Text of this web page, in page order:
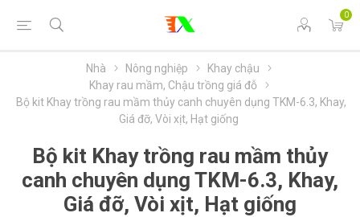
0
Nhà Nông nghiệp
Khay chậu
Khay rau mầm, Chậu trồng giá đỗ
Bộ kit Khay trồng rau mầm thủy canh chuyên dụng TKM-6.3, Khay,
Giá đỡ, Vòi xịt, Hạt giống
Bộ kit Khay trồng rau mầm thủy
canh chuyên dụng TKM-6.3, Khay,
Giá đỡ, Vòi xịt, Hạt giống